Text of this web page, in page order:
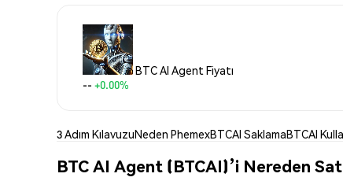
BTC AI Agent Fiyatı
-- +0.00%
3 Adım KılavuzuNeden PhemexBTCAI SaklamaBTCAI
BTC AI Agent (BTCAI)’i Nereden